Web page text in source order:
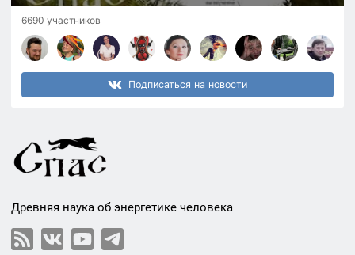
6690 участников
Подписаться на новости
Древняя наука об энергетике человека